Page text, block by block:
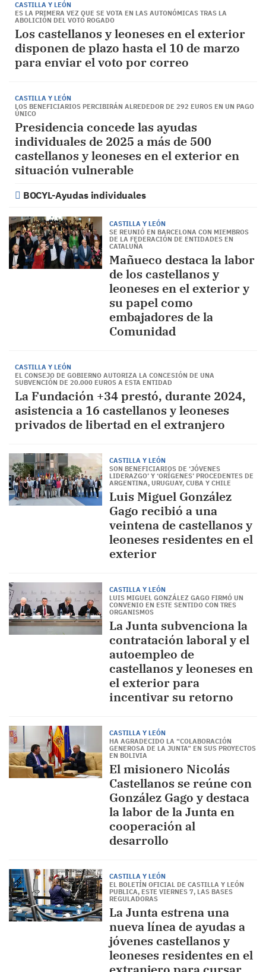
CASTILLA Y LEÓN
ES LA PRIMERA VEZ QUE SE VOTA EN LAS AUTONÓMICAS TRAS LA
ABOLICIÓN DEL VOTO ROGADO
Los castellanos y leoneses en el exterior
disponen de plazo hasta el 10 de marzo
para enviar el voto por correo
CASTILLA Y LEÓN
LOS BENEFICIARIOS PERCIBIRÁN ALREDEDOR DE 292 EUROS EN UN PAGO
ÚNICO
Presidencia concede las ayudas
individuales de 2025 a más de 500
castellanos y leoneses en el exterior en
situación vulnerable
BOCYL-Ayudas individuales
CASTILLA Y LEÓN
SE REUNIÓ EN BARCELONA CON MIEMBROS
DE LA FEDERACIÓN DE ENTIDADES EN
CATALUÑA
Mañueco destaca la labor
de los castellanos y
leoneses en el exterior y
su papel como
embajadores de la
Comunidad
CASTILLA Y LEÓN
EL CONSEJO DE GOBIERNO AUTORIZA LA CONCESIÓN DE UNA
SUBVENCIÓN DE 20.000 EUROS A ESTA ENTIDAD
La Fundación +34 prestó, durante 2024,
asistencia a 16 castellanos y leoneses
privados de libertad en el extranjero
CASTILLA Y LEÓN
SON BENEFICIARIOS DE ‘JÓVENES
LIDERAZGO’ Y ‘ORÍGENES’ PROCEDENTES DE
ARGENTINA, URUGUAY, CUBA Y CHILE
Luis Miguel González
Gago recibió a una
veintena de castellanos y
leoneses residentes en el
exterior
CASTILLA Y LEÓN
LUIS MIGUEL GONZÁLEZ GAGO FIRMÓ UN
CONVENIO EN ESTE SENTIDO CON TRES
ORGANISMOS
La Junta subvenciona la
contratación laboral y el
autoempleo de
castellanos y leoneses en
el exterior para
incentivar su retorno
CASTILLA Y LEÓN
HA AGRADECIDO LA “COLABORACIÓN
GENEROSA DE LA JUNTA” EN SUS PROYECTOS
EN BOLIVIA
El misionero Nicolás
Castellanos se reúne con
González Gago y destaca
la labor de la Junta en
cooperación al
desarrollo
CASTILLA Y LEÓN
EL BOLETÍN OFICIAL DE CASTILLA Y LEÓN
PUBLICA, ESTE VIERNES 7, LAS BASES
REGULADORAS
La Junta estrena una
nueva línea de ayudas a
jóvenes castellanos y
leoneses residentes en el